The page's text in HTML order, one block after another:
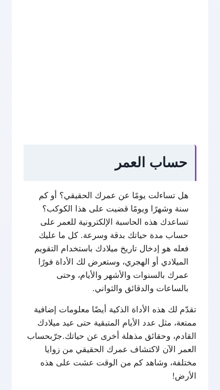
حساب العمر
هل تساءلت يومًا عن عمرك الحقيقي؟ أو كم
سنة وشهرًا ويومًا قضيت على هذا الكوكب؟
تساعدك هذه الحاسبة الإلكترونية للعمر على
حساب مدة حياتك بدقة وسرعة. كل ما عليك
فعله هو إدخال تاريخ ميلادك باستخدام التقويم
الميلادي أو الهجري، وستعرض لك الأداة فورًا
عمرك بالسنوات والأشهر والأيام، وحتى
بالساعات والدقائق والثواني.
تقدّم لك هذه الأداة الذكية أيضًا معلومات إضافية
ممتعة، مثل عدد الأيام المتبقية حتى عيد ميلادك
القادم، وحقائق مذهلة أخرى عن حياتك.جرّبحساب
العمر
الآن لاكتشاف عمرك الحقيقي من زوايا
مختلفة، وشاهد كم من الوقت عشت على هذه
الأرض!